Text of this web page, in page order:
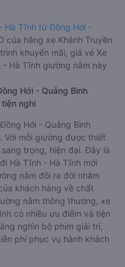
Hà Tĩnh từ Đồng Hới -
của hãng xe Khánh Truyền
khuyến mãi, giá vé Xe
Hà Tĩnh giường nằm này
Hới - Quảng Bình
nghi
Hới - Quảng Bình
Với mỗi giường được thiết
trọng, hiện đại. Đây là
Hà Tĩnh - Hà Tĩnh mới
nằm đôi ra đời nhằm
khách hàng về chất
nằm thông thường, xe
có nhiều ưu điểm và tiện
nghìn bộ phim giải trí,
phí phục vụ hành khách